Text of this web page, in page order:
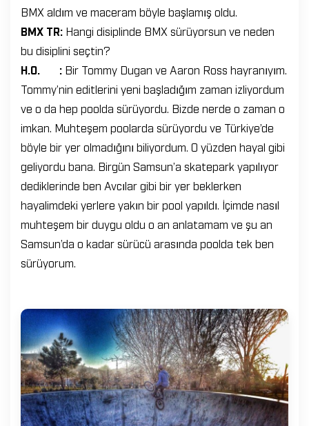
BMX aldım ve maceram böyle başlamış oldu.
BMX TR: Hangi disiplinde BMX sürüyorsun ve neden
bu disiplini seçtin?
H.O. : Bir Tommy Dugan ve Aaron Ross hayranıyım.
Tommy’nin editlerini yeni başladığım zaman izliyordum
ve o da hep poolda sürüyordu. Bizde nerde o zaman o
imkan. Muhteşem poolarda sürüyordu ve Türkiye’de
böyle bir yer olmadığını biliyordum. O yüzden hayal gibi
geliyordu bana. Birgün Samsun’a skatepark yapılıyor
dediklerinde ben Avcılar gibi bir yer beklerken
hayalimdeki yerlere yakın bir pool yapıldı. İçimde nasıl
muhteşem bir duygu oldu o an anlatamam ve şu an
Samsun’da o kadar sürücü arasında poolda tek ben
sürüyorum.